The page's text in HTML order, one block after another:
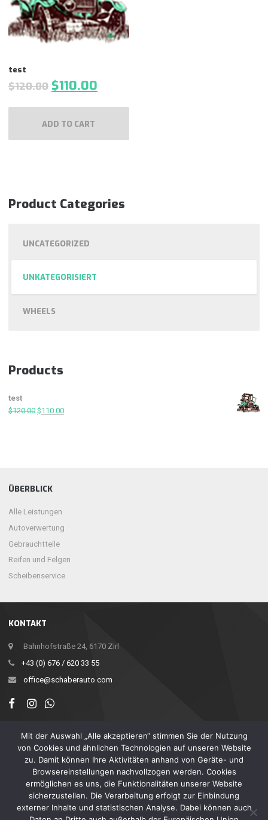
test
$120.00 $110.00
ADD TO CART
Product Categories
UNCATEGORIZED
UNKATEGORISIERT
WHEELS
Products
test
$120.00 $110.00
KONTAKT
Bahnhofstraße 24, 6170 Zirl
+43 (0) 676 / 620 33 55
office@schaberauto.com
ÜBERBLICK
Alle Leistungen
Autoverwertung
Gebrauchtteile
Reifen und Felgen
Scheibenservice
ANFRAGE & KONTAKT
IMPRESSUM & DATENSCHUTZ
Mit der Auswahl „Alle akzeptieren“ stimmen Sie der Nutzung
von Cookies und ähnlichen Technologien auf unseren Website
zu. Damit können Ihre Aktivitäten anhand von Geräte- und
Browsereinstellungen nachvollzogen werden. Cookies
ermöglichen es uns, die Funktionalitäten unserer Website
sicherzustellen. Die Verarbeitung erfolgt zur Einbindung
externer Inhalte und statistischen Analyse. Dabei können auch